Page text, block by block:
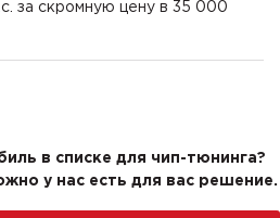
за скромную цену в 35 000
в списке для чип-тюнинга?
у нас есть для вас решение.